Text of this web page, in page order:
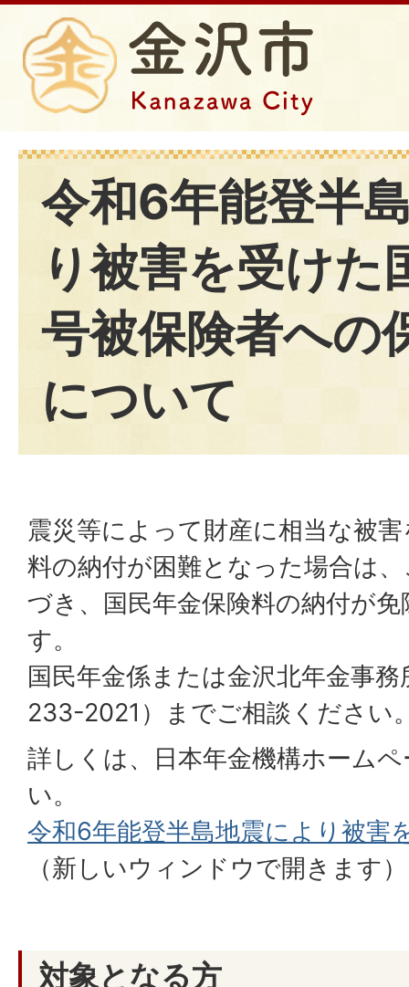
令和6年能登半
り被害を受けた
号被保険者への
について
震災等によって財産に相当な被
料の納付が困難となった場合は
づき、国民年金保険料の納付が
す。
国民年金係または金沢北年金事
233-2021）までご相談ください
詳しくは、日本年金機構ホーム
い。
令和6年能登半島地震により被害
（新しいウィンドウで開きます）
対象となる方